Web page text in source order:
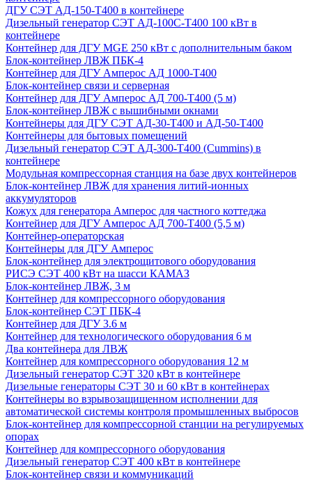
ДГУ СЭТ АД-150-Т400 в контейнере
Дизельный генератор СЭТ АД-100С-Т400 100 кВт в
контейнере
Контейнер для ДГУ MGE 250 кВт с дополнительным баком
Блок-контейнер ЛВЖ ПБК-4
Контейнер для ДГУ Амперос АД 1000-Т400
Блок-контейнер связи и серверная
Контейнер для ДГУ Амперос АД 700-Т400 (5 м)
Блок-контейнер ЛВЖ с вышибными окнами
Контейнеры для ДГУ СЭТ АД-30-Т400 и АД-50-Т400
Контейнеры для бытовых помещений
Дизельный генератор СЭТ АД-300-Т400 (Cummins) в
контейнере
Модульная компрессорная станция на базе двух контейнеров
Блок-контейнер ЛВЖ для хранения литий-ионных
аккумуляторов
Кожух для генератора Амперос для частного коттеджа
Контейнер для ДГУ Амперос АД 700-Т400 (5,5 м)
Контейнер-операторская
Контейнеры для ДГУ Амперос
Блок-контейнер для электрощитового оборудования
РИСЭ СЭТ 400 кВт на шасси КАМАЗ
Блок-контейнер ЛВЖ, 3 м
Контейнер для компрессорного оборудования
Блок-контейнер СЭТ ПБК-4
Контейнер для ДГУ 3.6 м
Контейнер для технологического оборудования 6 м
Два контейнера для ЛВЖ
Контейнер для компрессорного оборудования 12 м
Дизельный генератор СЭТ 320 кВт в контейнере
Дизельные генераторы СЭТ 30 и 60 кВт в контейнерах
Контейнеры во взрывозащищенном исполнении для
автоматической системы контроля промышленных выбросов
Блок-контейнер для компрессорной станции на регулируемых
опорах
Контейнер для компрессорного оборудования
Дизельный генератор СЭТ 400 кВт в контейнере
Блок-контейнер связи и коммуникаций